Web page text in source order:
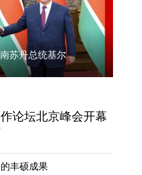
苏丹总统基尔
论坛北京峰会开幕
丰硕成果